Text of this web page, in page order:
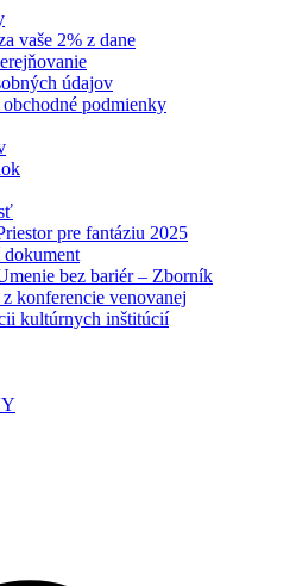
vaše 2% z dane
údajov
obchodné podmienky
pre fantáziu 2025
bez bariér – Zborník
konferencie venovanej
kultúrnych inštitúcií